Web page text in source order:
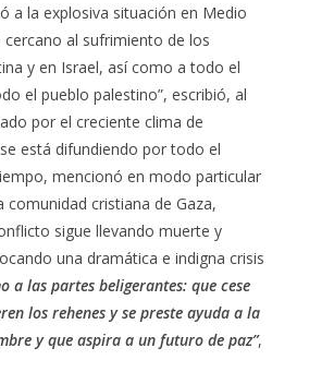
a la explosiva situación en Medio
cercano al sufrimiento de los
y en Israel, así como a todo el
el pueblo palestino”, escribió, al
por el creciente clima de
está difundiendo por todo el
mencionó en modo particular
comunidad cristiana de Gaza,
sigue llevando muerte y
una dramática e indigna crisis
a las partes beligerantes: que cese
los rehenes y se preste ayuda a la
y que aspira a un futuro de paz”,